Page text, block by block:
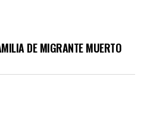
DE MIGRANTE MUERTO